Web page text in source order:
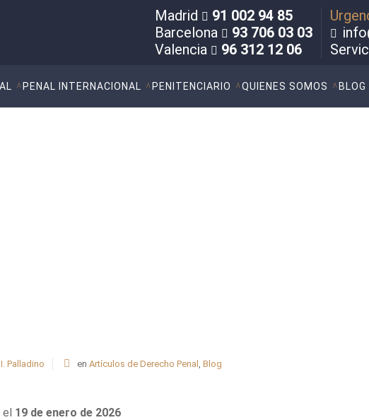
Madrid
91 002 94 85
Barcelona
93 706 03 03
Valencia
96 312 12 06
PENAL INTERNACIONAL PENITENCIARIO QUIENES SOMOS BLOG
Palladino en Artículos de Derecho Penal , Blog
el 19 de enero de 2026